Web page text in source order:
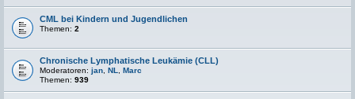
CML bei Kindern und Jugendlichen
Themen: 2
Chronische Lymphatische Leukämie (CLL)
Moderatoren: jan NL
Marc
Themen: 939